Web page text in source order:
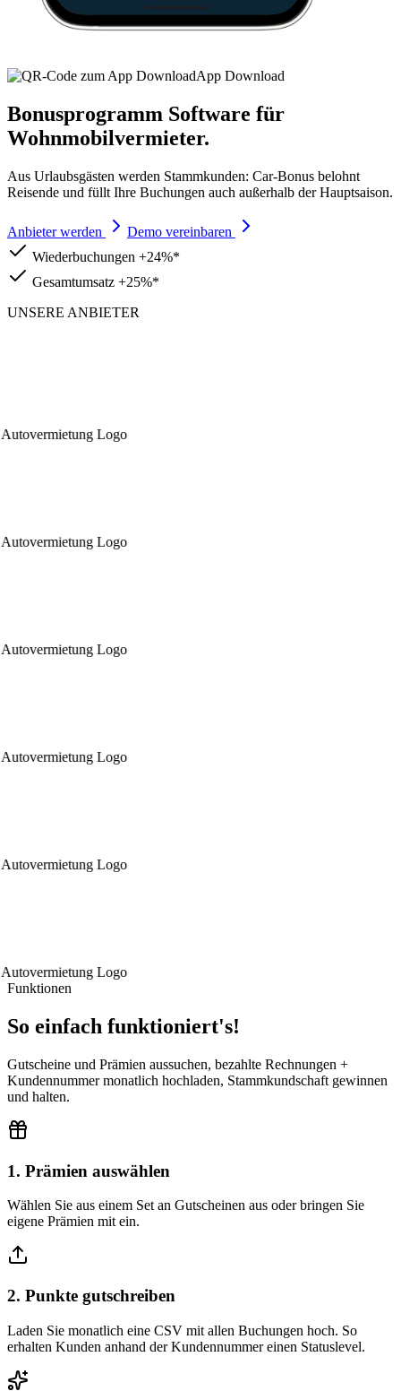
App Download
Bonusprogramm Software für
Wohnmobilvermieter.
Aus Urlaubsgästen werden Stammkunden: Car-Bonus belohnt
Reisende und füllt Ihre Buchungen auch außerhalb der Hauptsaison.
Anbieter werden
Demo vereinbaren
Wiederbuchungen +24%*
Gesamtumsatz +25%*
UNSERE ANBIETER
Funktionen
So einfach funktioniert's!
Gutscheine und Prämien aussuchen, bezahlte Rechnungen +
Kundennummer monatlich hochladen, Stammkundschaft gewinnen
und halten.
1. Prämien auswählen
Wählen Sie aus einem Set an Gutscheinen aus oder bringen Sie
eigene Prämien mit ein.
2. Punkte gutschreiben
Laden Sie monatlich eine CSV mit allen Buchungen hoch. So
erhalten Kunden anhand der Kundennummer einen Statuslevel.